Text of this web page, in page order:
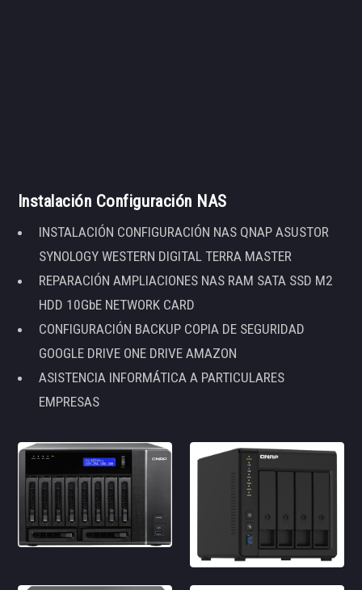
Instalación Configuración NAS
INSTALACIÓN CONFIGURACIÓN NAS QNAP ASUSTOR
SYNOLOGY WESTERN DIGITAL TERRA MASTER
REPARACIÓN AMPLIACIONES NAS RAM SATA SSD M2
HDD 10GbE NETWORK CARD
CONFIGURACIÓN BACKUP COPIA DE SEGURIDAD
GOOGLE DRIVE ONE DRIVE AMAZON
ASISTENCIA INFORMÁTICA A PARTICULARES
EMPRESAS